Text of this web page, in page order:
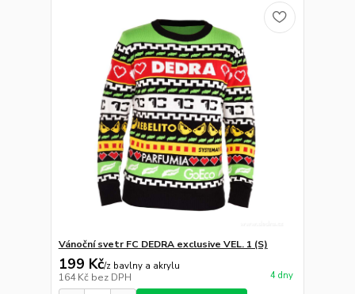
Vánoční svetr FC DEDRA exclusive VEL. 1 (S)
199 Kč/z bavlny a akrylu
164 Kč bez DPH 4 dny